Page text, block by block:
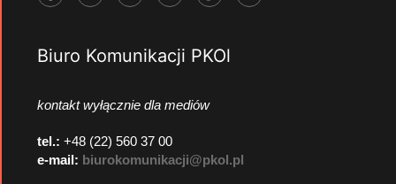
Biuro Komunikacji PKOl
kontakt wyłącznie dla mediów
tel.: +48 (22) 560 37 00
e-mail: biurokomunikacji@pkol.pl